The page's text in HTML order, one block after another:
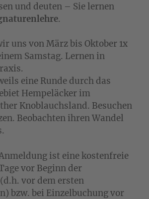
und deuten – Sie lernen
.
uns von März bis Oktober 1x
Samstag. Lernen in
eine Runde durch das
Hempeläcker im
Knoblauchsland. Besuchen
Beobachten ihren Wandel
ist eine kostenfreie
vor Beginn der
vor dem ersten
bzw. bei Einzelbuchung vor